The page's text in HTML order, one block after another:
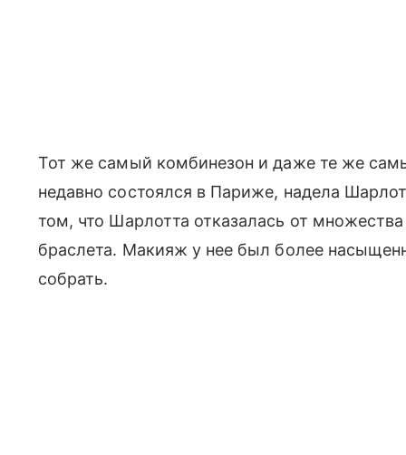
Тот же самый комбинезон и даже те же
недавно состоялся в Париже, надела
том, что Шарлотта отказалась от
браслета. Макияж у нее был более
собрать.